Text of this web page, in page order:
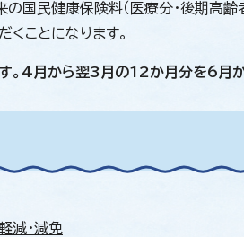
国民健康保険料（医療分・後期高齢
ことになります。
。4月から翌3月の12か月分を6月
減・減免